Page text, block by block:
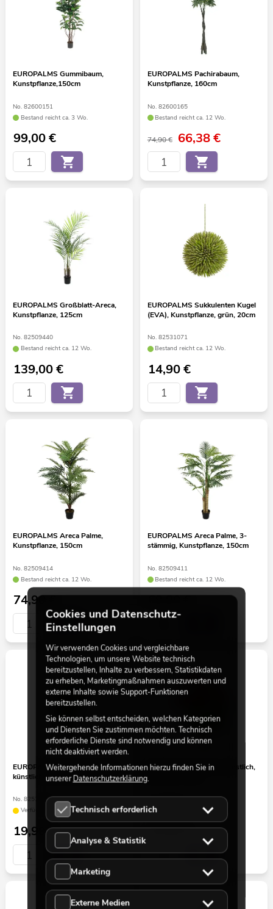
EUROPALMS Gummibaum,
Kunstpflanze,150cm
No. 82600151
Bestand reicht ca. 3 Wo.
99,00€
EUROPALMS Pachirabaum,
Kunstpflanze, 160cm
No. 82600165
Bestand reicht ca. 12 Wo.
74,90 € 66,38€
EUROPALMS Großblatt-Areca,
Kunstpflanze, 125cm
No. 82509440
Bestand reicht ca. 12 Wo.
139,00€
EUROPALMS Sukkulenten Kugel
(EVA), Kunstpflanze, grün, 20cm
No. 82531071
Bestand reicht ca. 12 Wo.
14,90€
EUROPALMS Areca Palme,
Kunstpflanze, 150cm
No. 82509414
Bestand reicht ca. 12 Wo.
74,90€
EUROPALMS Areca Palme, 3-
stämmig, Kunstpflanze, 150cm
No. 82509411
Bestand reicht ca. 12 Wo.
69,90€
EUROPALMS Bogenhanf (EVA),
künstlich, grün-gelb, 60cm
No. 82530590
Verfügbar in ca. 11 Wo.
19,90€
EUROPALMS Geranie, künstlich,
dunkelrot, 42cm
No. 82600112
Bestand reicht ca. 12 Wo.
14,90€
Cookies und Datenschutz-
Einstellungen
Wir verwenden Cookies und vergleichbare
Technologien, um unsere Website technisch
bereitzustellen, Inhalte zu verbessern, Statistikdaten
zu erheben, Marketingmaßnahmen auszuwerten und
externe Inhalte sowie Support-Funktionen
bereitzustellen.
Sie können selbst entscheiden, welchen Kategorien
und Diensten Sie zustimmen möchten. Technisch
erforderliche Dienste sind notwendig und können
nicht deaktiviert werden.
Weitergehende Informationen hierzu finden Sie in
unsererDatenschutzerklärung.
Technisch erforderlich
Analyse & Statistik
Marketing
Externe Medien